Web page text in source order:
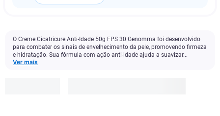
O Creme Cicatricure Anti-Idade 50g FPS 30 Genomma foi desenvolvido
para combater os sinais de envelhecimento da pele, promovendo firmeza
e hidratação. Sua fórmula com ação anti-idade ajuda a suavizar...
Ver mais